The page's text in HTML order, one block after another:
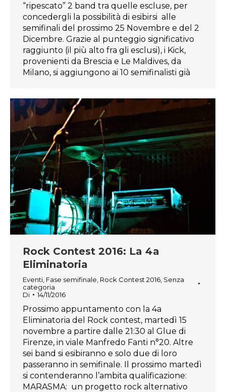
“ripescato” 2 band tra quelle escluse, per
concedergli la possibilità di esibirsi alle
semifinali del prossimo 25 Novembre e del 2
Dicembre. Grazie al punteggio significativo
raggiunto (il più alto fra gli esclusi), i Kick,
provenienti da Brescia e Le Maldives, da
Milano, si aggiungono ai 10 semifinalisti già
Rock Contest 2016: La 4a
Eliminatoria
Eventi Fase semifinale Rock Contest 2016 Senza
categoria
Di
14/11/2016
Prossimo appuntamento con la 4a
Eliminatoria del Rock contest, martedì 15
novembre a partire dalle 21:30 al Glue di
Firenze, in viale Manfredo Fanti n°20. Altre
sei band si esibiranno e solo due di loro
passeranno in semifinale. Il prossimo martedì
si contenderanno l’ambita qualificazione:
MARASMA: un progetto rock alternativo